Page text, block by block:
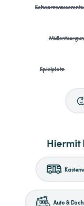
Spielplatz
Hiermit
Auto &